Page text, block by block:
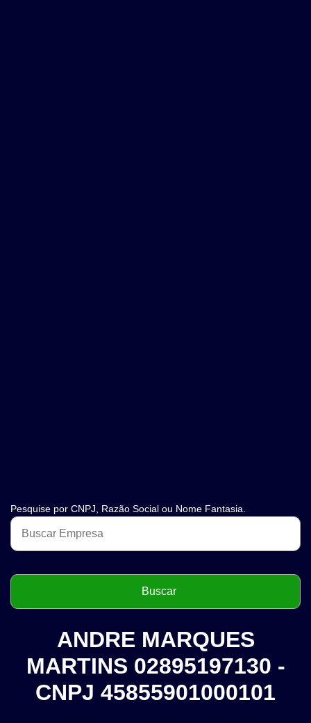
Pesquise por CNPJ, Razão Social ou Nome Fantasia.
ANDRE MARQUES
MARTINS 02895197130 -
CNPJ 45855901000101